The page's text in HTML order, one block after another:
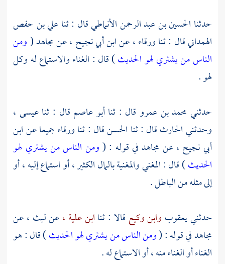
حدثنا الحسين بن عبد الرحمن الأنماطيقال : ثناعلي بن حفص
الهمدانيقال : ثناورقاء ،عنابن أبي نجيح ،عنمجاهد(ومن
الناس من يشتري لهو الحديث) قال : الغناء والاستماع له وكل
لهو .
حدثني محمد بن عمرو قال : ثناأبو عاصم قال : ثناعيسى ،
وحدثنيالحارثقال : ثنا الحسنقال : ثناورقاءجميعا عنابن
أبي نجيح ،عن مجاهدفي قوله : (ومن الناس من يشتري لهو
الحديث) قال : المغني والمغنية بالمال الكثير ، أو استماع إليه ، أو
إلى مثله من الباطل .
حدثنييعقوب وابن وكيع قالا : ثناابن علية ،عنليث ،عن
مجاهدفي قوله : (ومن الناس من يشتري لهو الحديث) قال : هو
الغناء أو الغناء منه ، أو الاستماع له .